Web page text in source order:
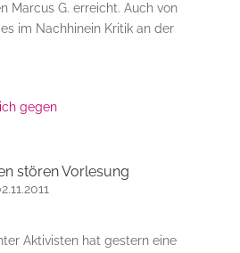
Marcus G. erreicht. Auch von
im Nachhinein Kritik an der
stören Vorlesung
Aktivisten hat gestern eine